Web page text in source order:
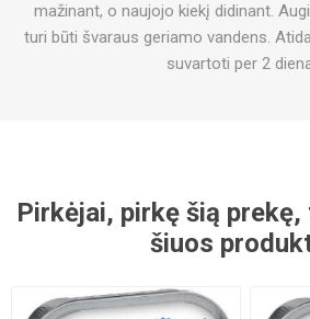
mažinant, o naujojo kiekį didinant.
turi būti švaraus geriamo vandens.
suvartoti per 2
Pirkėjai, pirkę šią
šiuos